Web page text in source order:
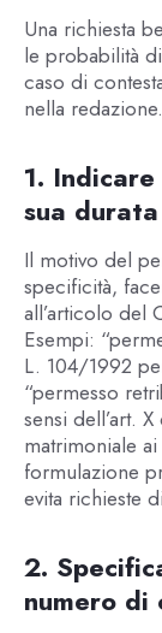
Una richiesta
le probabilità
caso di
nella redazione.
1.
sua durata
Il motivo del
specificità,
all’articolo del
Esempi:
L. 104/1992
“permesso
sensi dell’art.
matrimoniale
formulazione
evita richieste
2.
numero di